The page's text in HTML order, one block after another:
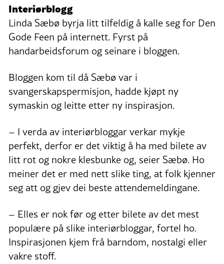
Interiørblogg
Linda Sæbø byrja litt tilfeldig å kalle seg for Den
Gode Feen på internett. Fyrst på
handarbeidsforum og seinare i bloggen.
Bloggen kom til då Sæbø var i
svangerskapspermisjon, hadde kjøpt ny
symaskin og leitte etter ny inspirasjon.
– I verda av interiørbloggar verkar mykje
perfekt, derfor er det viktig å ha med bilete av
litt rot og nokre klesbunke og, seier Sæbø. Ho
meiner det er med nett slike ting, at folk kjenner
seg att og gjev dei beste attendemeldingane.
– Elles er nok før og etter bilete av det mest
populære på slike interiørbloggar, fortel ho.
Inspirasjonen kjem frå barndom, nostalgi eller
vakre stoff.